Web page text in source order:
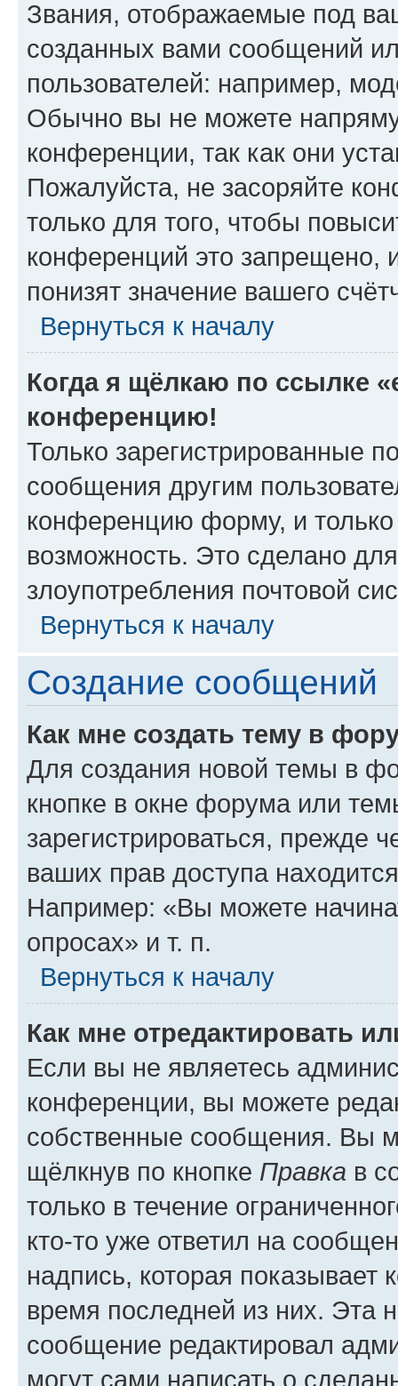
Звания, отображаемые под
созданных вами сообщений
пользователей: например,
Обычно вы не можете
конференции, так как они
Пожалуйста, не засоряйте
только для того, чтобы
конференций это запрещено,
понизят значение вашего
Вернуться к началу
Когда я щёлкаю по ссылке
конференцию!
Только зарегистрированные
сообщения другим
конференцию форму, и
возможность. Это сделано
злоупотребления почтовой
Вернуться к началу
Создание сообщений
Как мне создать тему в
Для создания новой темы в
кнопке в окне форума или
зарегистрироваться, прежде
ваших прав доступа
Например: «Вы можете
опросах» и т. п.
Вернуться к началу
Как мне отредактировать
Если вы не являетесь
конференции, вы можете
собственные сообщения. Вы
щёлкнув по кнопке Правка в
только в течение
кто-то уже ответил на
надпись, которая показывает
время последней из них. Эта
сообщение редактировал
могут сами написать о